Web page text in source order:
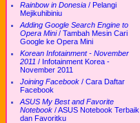
Rainbow in Donesia / Pelangi
Mejikuhibiniu
Adding Google Search Engine to
Opera Mini/ Tambah Mesin Cari
Google ke Opera Mini
Korean Infotainment - November
2011 / Infotainment Korea -
November 2011
Joining Facebook / Cara Daftar
Facebook
ASUS My Best and Favorite
Notebook /ASUS Notebook Terbaik
dan Favoritku